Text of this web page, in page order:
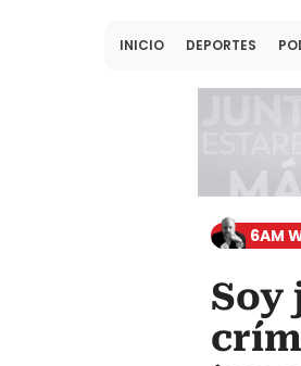
INICIO DEPORTES
6AM
Soy